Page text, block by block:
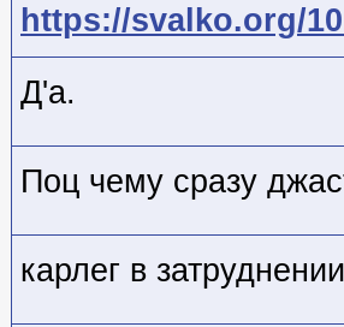
https://svalko.org/
Д'а.
Поц чему сразу
карлег в